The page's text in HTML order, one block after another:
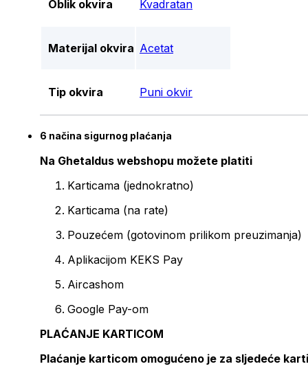
Oblik okvira Kvadratan
Materijal okvira Acetat
Tip okvira Puni okvir
6 načina sigurnog plaćanja
Na Ghetaldus webshopu možete platiti
Karticama (jednokratno)
Karticama (na rate)
Pouzećem (gotovinom prilikom preuzimanja)
Aplikacijom KEKS Pay
Aircashom
Google Pay-om
PLAĆANJE KARTICOM
Plaćanje karticom omogućeno je za sljedeće